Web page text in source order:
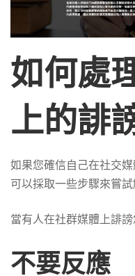
如何處
上的誹
如果您確信自己在社交
可以採取一些步驟來嘗
當有人在社群媒體上誹謗
不要反應